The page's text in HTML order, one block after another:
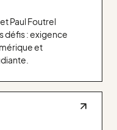
Paul Foutrel
défis : exigence
et